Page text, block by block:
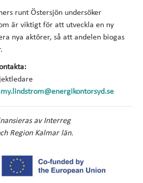
runt Östersjön undersöker
är viktigt för att utveckla en ny
nya aktörer, så att andelen biogas
av Interreg
Region Kalmar län.